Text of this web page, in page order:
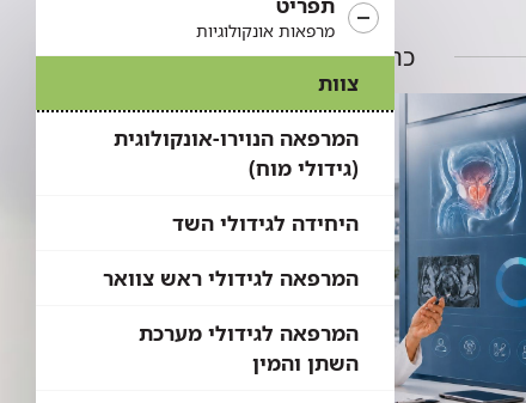
מרפאות אונקולוגיות
צוות
המרפאה הנוירו-אונקולוגית
(גידולי מוח)
היחידה לגידולי השד
המרפאה לגידולי ראש צוואר
המרפאה לגידולי מערכת
השתן והמין
כתבות בתחום